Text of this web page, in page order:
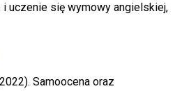
i uczenie się wymowy angielskiej,
Samoocena oraz